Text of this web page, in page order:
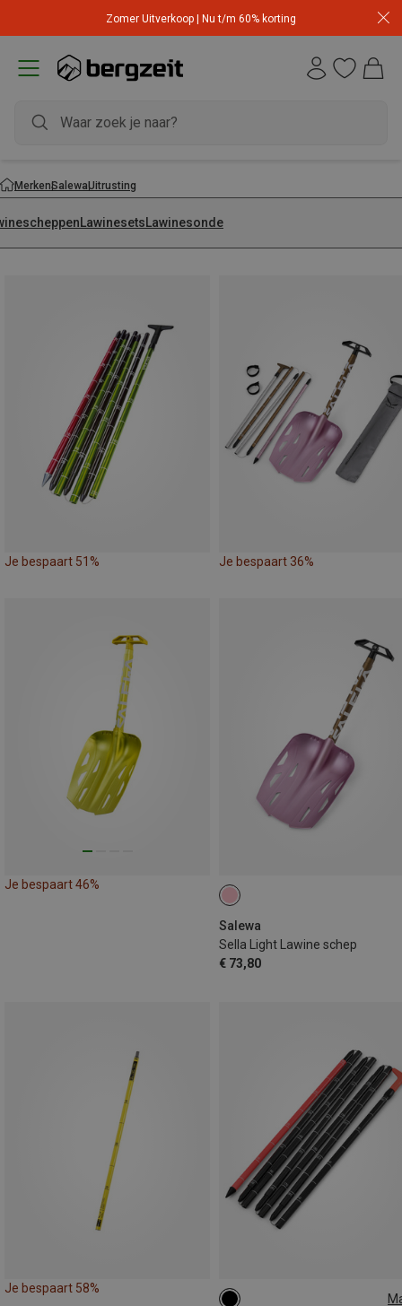
Zomer Uitverkoop | Nu t/m 60% korting
MerkenSalewaUitrusting
LawinesetsLawinesonde
Je bespaart 51% Je bespaart 36%
Je bespaart 46%
Salewa
Sella Light Lawine schep
€ 73,80
Je bespaart 58%